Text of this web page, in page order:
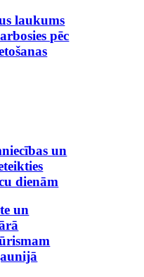
laukums
pēc
un
dienām
un